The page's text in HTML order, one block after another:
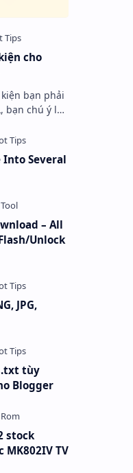
cho
bạn phải
bạn chú ý là
một…
Several
– All
Unlock
JPG,
tùy
Blogger
stock
TV